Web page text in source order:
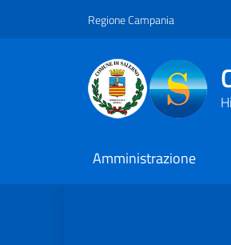
Regione Campania
Amministrazione